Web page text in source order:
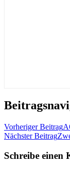
Vorheriger Beitrag
Nächster Beitrag
Schreibe einen